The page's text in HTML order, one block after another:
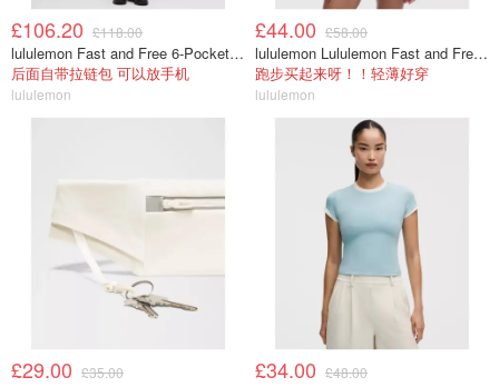
£106.20 £118.00
lululemon Fast and Free 6-Pocket 高腰紧身裤 25英寸
后面自带拉链包 可以放手机
lululemon
£44.00 £58.00
lululemon Lululemon Fast and Free 女士背心
跑步买起来呀！！轻薄好穿
lululemon
£29.00 £35.00 £34.00 £48.00